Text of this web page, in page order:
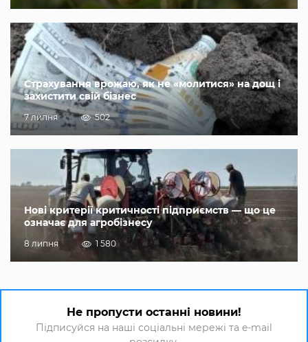
Страхування врожаю, як не «молитися» на дощ і
захистити свій бізнес
7 липня 502
Нові критерії критичності підприємств — що це
означає для агробізнесу
8 липня 1 580
Не пропусти останні новини!
Підписуйся на наші соціальні мережі та e-mail